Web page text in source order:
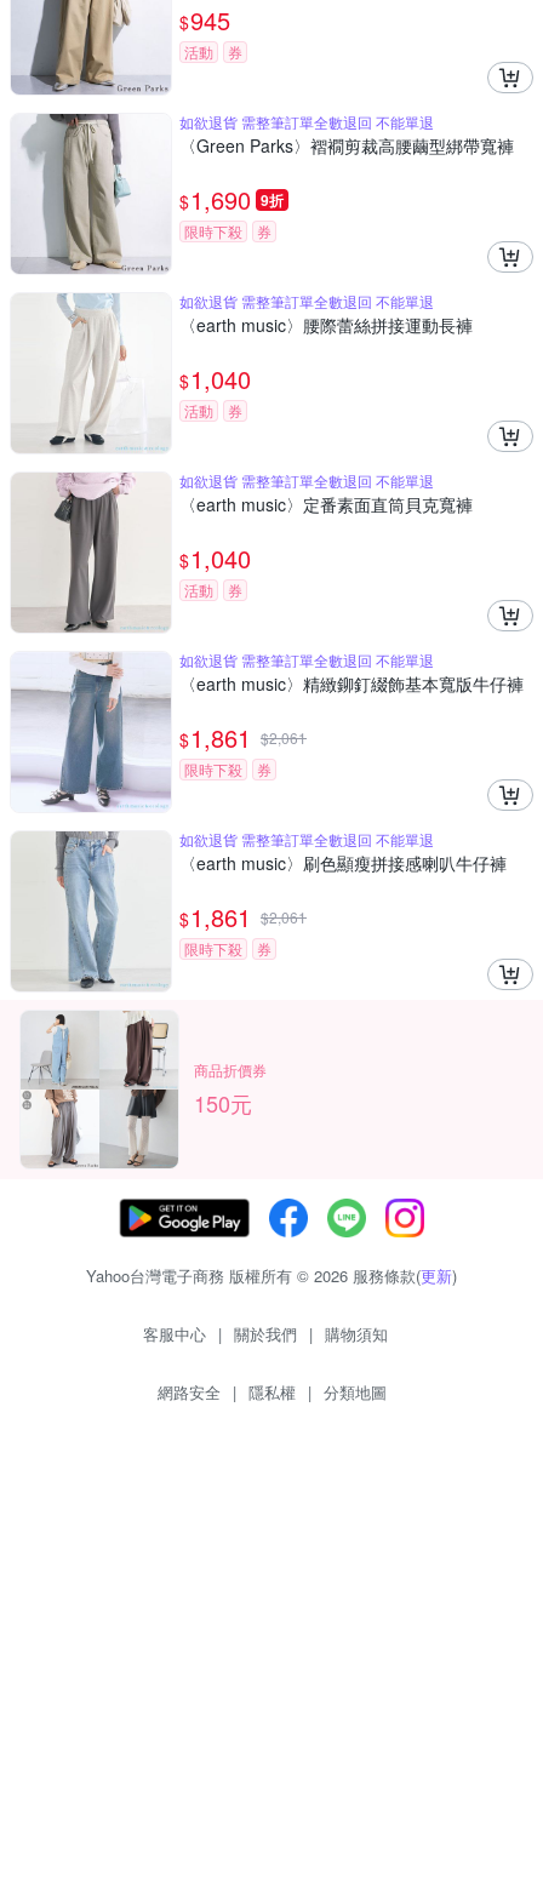
$945
活動 券
如欲退貨 需整筆訂單全數退回 不能單退
〈Green Parks〉褶襉剪裁高腰繭型綁帶寬褲
$1,690 9折
限時下殺 券
如欲退貨 需整筆訂單全數退回 不能單退
〈earth music〉腰際蕾絲拼接運動長褲
$1,040
活動 券
如欲退貨 需整筆訂單全數退回 不能單退
〈earth music〉定番素面直筒貝克寬褲
$1,040
活動 券
如欲退貨 需整筆訂單全數退回 不能單退
〈earth music〉精緻鉚釘綴飾基本寬版牛仔褲
$1,861 $2,061
限時下殺
券
如欲退貨 需整筆訂單全數退回 不能單退
〈earth music〉刷色顯瘦拼接感喇叭牛仔褲
$1,861 $2,061
限時下殺
券
商品折價券
150元
Yahoo台灣電子商務 版權所有 © 2026 服務條款(更新)
客服中心 | 關於我們 | 購物須知
網路安全 | 隱私權 | 分類地圖